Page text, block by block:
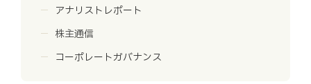
アナリストレポート
株主通信
コーポレートガバナンス